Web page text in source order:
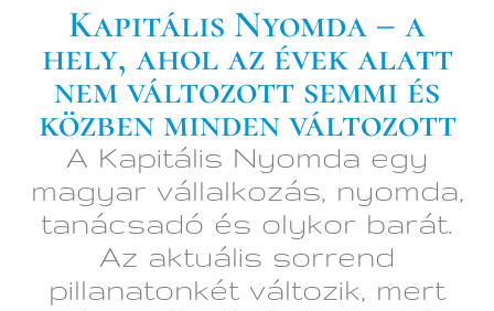
Kapitális Nyomda – a
hely, ahol az évek alatt
nem változott semmi és
közben minden változott
A Kapitális Nyomda egy
magyar vállalkozás, nyomda,
tanácsadó és olykor barát.
Az aktuális sorrend
pillanatonkét változik, mert